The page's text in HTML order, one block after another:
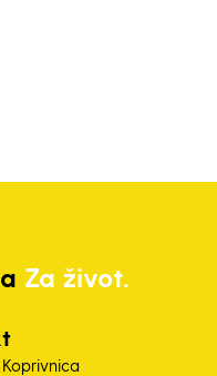
Za život.